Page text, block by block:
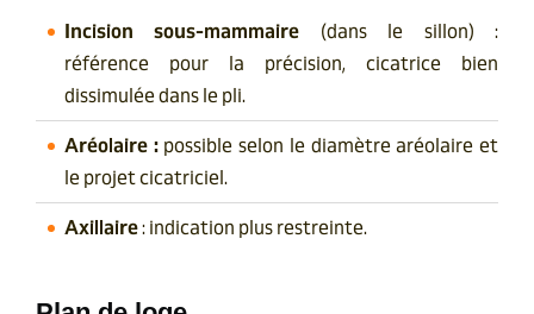
Incision sous-mammaire (dans le sillon) :
référence pour la précision, cicatrice bien
dissimulée dans le pli.
Aréolaire :possible selon le diamètre aréolaire et
le projet cicatriciel.
Axillaire: indication plus restreinte.